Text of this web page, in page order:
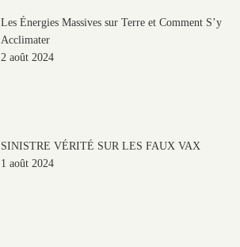
Les Énergies Massives sur Terre et Comment S’y
Acclimater
2 août 2024
SINISTRE VÉRITÉ SUR LES FAUX VAX
1 août 2024